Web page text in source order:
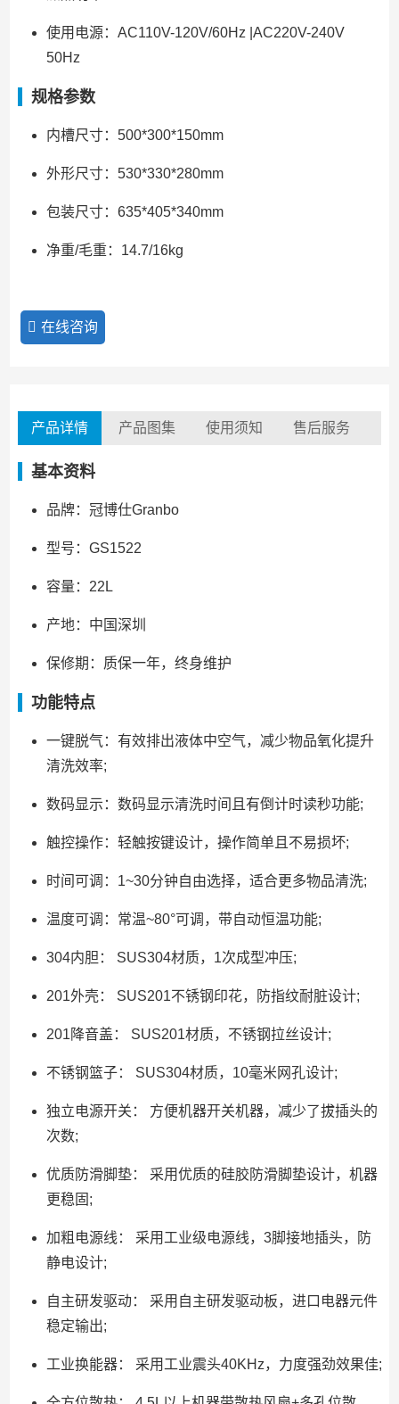
使用电源：AC110V-120V/60Hz |AC220V-240V
50Hz
规格参数
内槽尺寸：500*300*150mm
外形尺寸：530*330*280mm
包装尺寸：635*405*340mm
净重/毛重：14.7/16kg
在线咨询
产品详情 产品图集 使用须知 售后服务
基本资料
品牌：冠博仕Granbo
型号：GS1522
容量：22L
产地：中国深圳
保修期：质保一年，终身维护
功能特点
一键脱气：有效排出液体中空气，减少物品氧化提升
清洗效率;
数码显示：数码显示清洗时间且有倒计时读秒功能;
触控操作：轻触按键设计，操作简单且不易损坏;
时间可调：1~30分钟自由选择，适合更多物品清洗;
温度可调：常温~80°可调，带自动恒温功能;
304内胆： SUS304材质，1次成型冲压;
201外壳： SUS201不锈钢印花，防指纹耐脏设计;
201降音盖： SUS201材质，不锈钢拉丝设计;
不锈钢篮子： SUS304材质，10毫米网孔设计;
独立电源开关： 方便机器开关机器，减少了拔插头的
次数;
优质防滑脚垫： 采用优质的硅胶防滑脚垫设计，机器
更稳固;
加粗电源线： 采用工业级电源线，3脚接地插头，防
静电设计;
自主研发驱动： 采用自主研发驱动板，进口电器元件
稳定输出;
工业换能器： 采用工业震头40KHz，力度强劲效果佳;